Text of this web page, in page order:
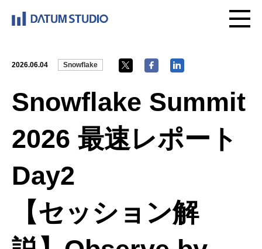
2026.06.04 Snowflake
Snowflake Summit
2026 最速レポート
Day2
【セッション解